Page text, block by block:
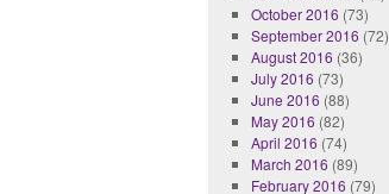
October 2016 (73)
September 2016 (72)
August 2016 (36)
July 2016 (73)
June 2016 (88)
May 2016 (82)
April 2016 (74)
March 2016 (89)
February 2016 (79)